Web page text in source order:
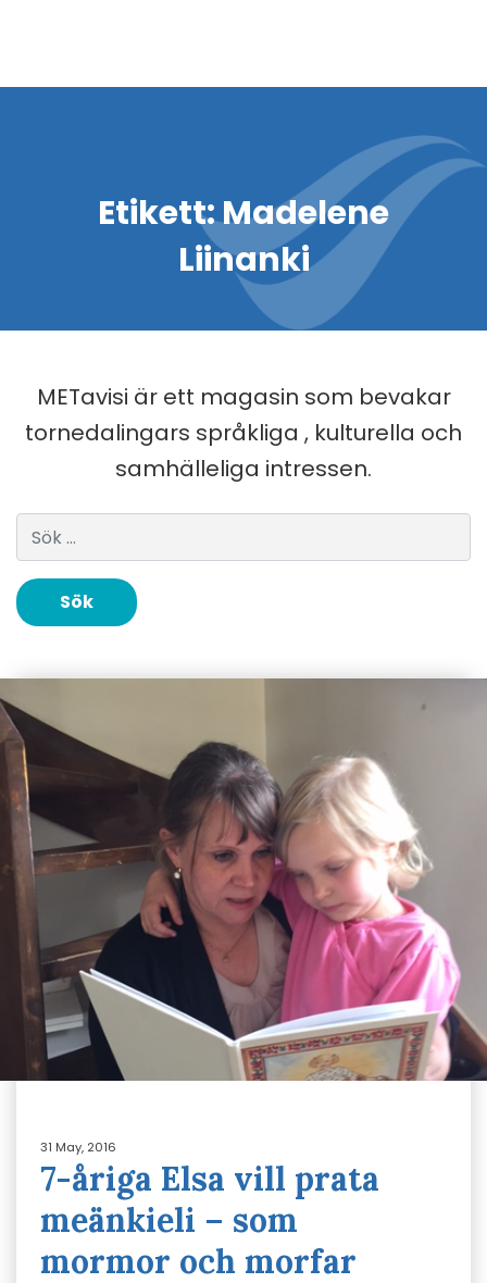
Etikett:Madelene
Liinanki
METavisi är ett magasin som bevakar
tornedalingars språkliga , kulturella och
samhälleliga intressen.
Sök efter:
31 May, 2016
7-åriga Elsa vill prata
meänkieli – som
mormor och morfar